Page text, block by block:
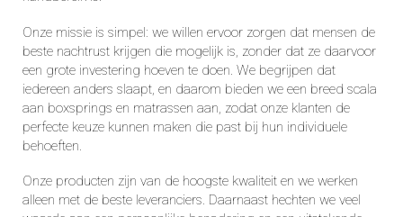
Onze missie is simpel: we willen ervoor zorgen dat mensen de
beste nachtrust krijgen die mogelijk is, zonder dat ze daarvoor
een grote investering hoeven te doen. We begrijpen dat
iedereen anders slaapt, en daarom bieden we een breed scala
aan boxsprings en matrassen aan, zodat onze klanten de
perfecte keuze kunnen maken die past bij hun individuele
behoeften.
Onze producten zijn van de hoogste kwaliteit en we werken
alleen met de beste leveranciers. Daarnaast hechten we veel